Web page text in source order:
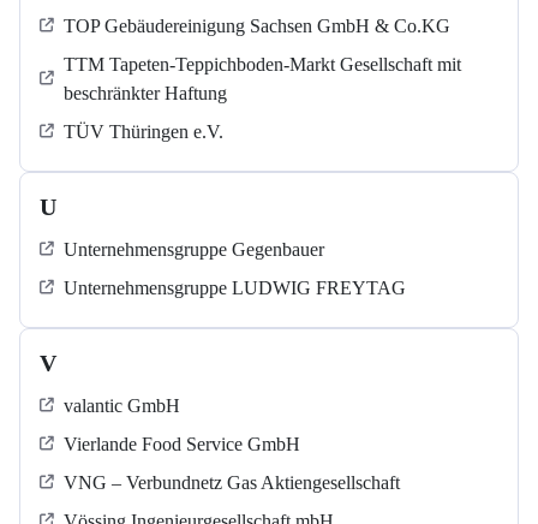
TOP Gebäudereinigung Sachsen GmbH & Co.KG
TTM Tapeten-Teppichboden-Markt Gesellschaft mit
beschränkter Haftung
TÜV Thüringen e.V.
U
Unternehmensgruppe Gegenbauer
Unternehmensgruppe LUDWIG FREYTAG
V
valantic GmbH
Vierlande Food Service GmbH
VNG – Verbundnetz Gas Aktiengesellschaft